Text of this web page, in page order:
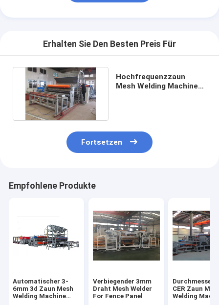
Erhalten Sie Den Besten Preis Für
Hochfrequenzzaun
Mesh Welding Machine
Fortsetzen
Empfohlene Produkte
Automatischer 3-
6mm 3d Zaun Mesh
Welding Machine
Verbiegender 3mm
Draht Mesh Welder
For Fence Panel
Durchmesser
CER Zaun
Welding